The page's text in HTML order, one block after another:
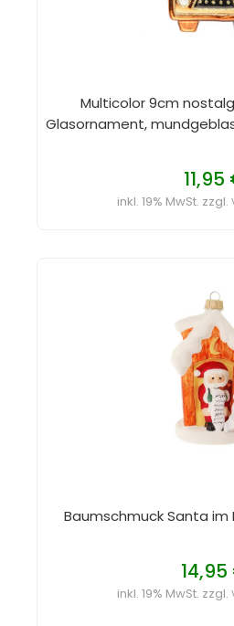
Multicolor 9cm
Glasornament,
inkl. 19% MwSt. zzgl.
Baumschmuck Santa im
inkl. 19% MwSt. zzgl.